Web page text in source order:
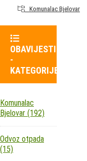
Komunalac Bjelovar
OBAVIJESTI
-
KATEGORIJE
Komunalac
Bjelovar (192)
Odvoz otpada
(15)